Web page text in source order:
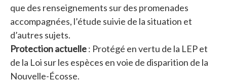
que des renseignements sur des promenades
accompagnées, l’étude suivie de la situation et
d’autres sujets.
Protection actuelle: Protégé en vertu de la LEP et
de la Loi sur les espèces en voie de disparition de la
Nouvelle-Écosse.